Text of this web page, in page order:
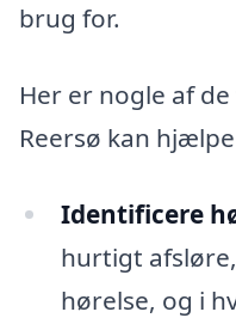
brug for.
Her er nogle af
Reersø kan
Identificere
hurtigt
hørelse, og i